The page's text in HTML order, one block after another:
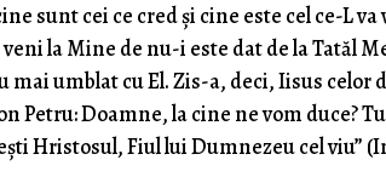
sunt cei ce cred şi cine este cel ce-L
la Mine de nu-i este dat de la Tatăl
umblat cu El. Zis-a, deci, Iisus celor
Petru: Doamne, la cine ne vom duce?
Hristosul, Fiul lui Dumnezeu cel viu”